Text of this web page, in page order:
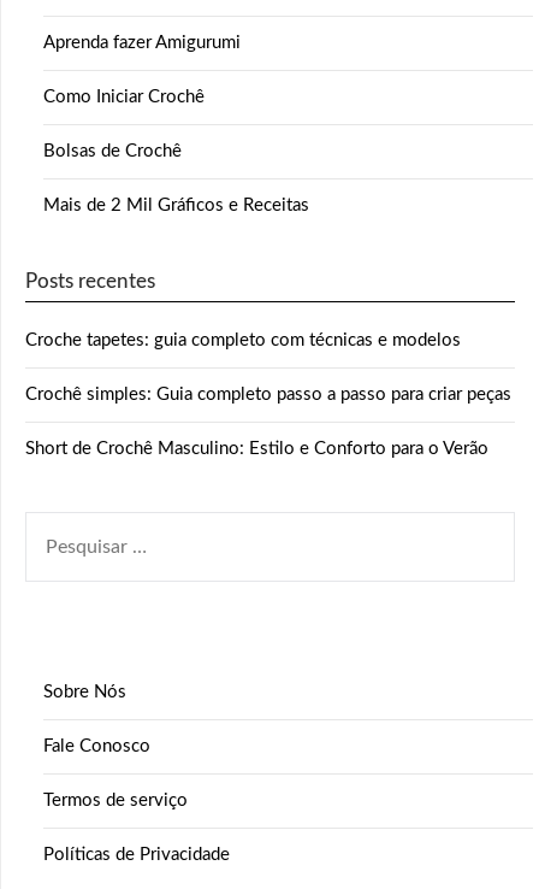
Aprenda fazer Amigurumi
Como Iniciar Crochê
Bolsas de Crochê
Mais de 2 Mil Gráficos e Receitas
Posts recentes
Croche tapetes: guia completo com técnicas e modelos
Crochê simples: Guia completo passo a passo para criar peças
Short de Crochê Masculino: Estilo e Conforto para o Verão
POR:
Sobre Nós
Fale Conosco
Termos de serviço
Políticas de Privacidade